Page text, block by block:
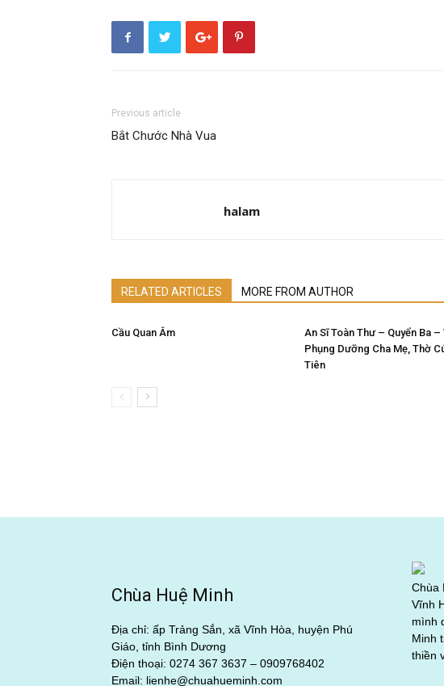
Previous article
Bắt Chước Nhà Vua
halam
RELATED ARTICLES MORE FROM AUTHOR
Cầu Quan Âm
An Sĩ Toàn Thư – Quyển Ba –
Phụng Dưỡng Cha Mẹ, Thờ
Tiên
Chùa Huệ Minh
Địa chỉ: ấp Trảng Sắn, xã Vĩnh Hòa, huyện Phú
Giáo, tỉnh Bình Dương
Điện thoại: 0274 367 3637 – 0909768402
Email: lienhe@chuahueminh.com
Chùa
Vĩnh
mình
Minh
thiền